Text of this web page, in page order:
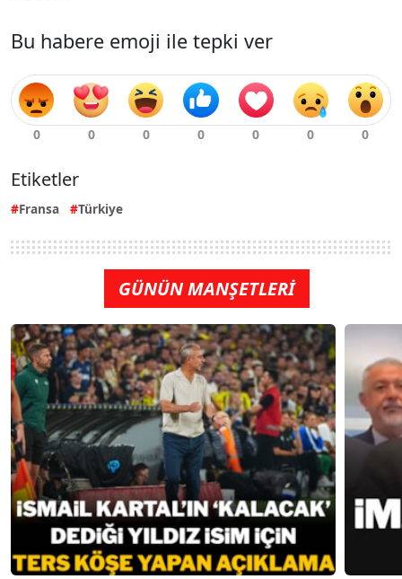
Bu habere emoji ile tepki ver
Etiketler
Fransa Türkiye
GÜNÜN MANŞETLERİ